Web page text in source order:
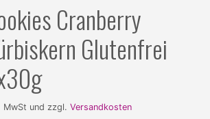
Cranberry
Glutenfrei
MwSt und zzgl. Versandkosten